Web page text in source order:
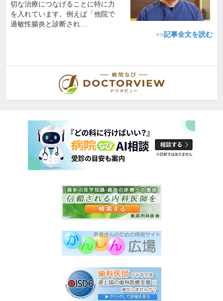
切な治療につなげることに特に力
を入れています。例えば「他院で
過敏性腸炎と診断され…
>>記事全文を読む